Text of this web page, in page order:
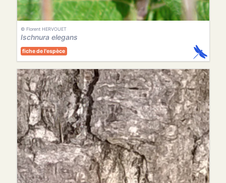
© Florent HERVOUET
Ischnura elegans
fiche de l'espèce